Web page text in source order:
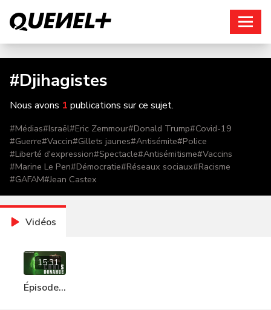
#Djihagistes
Nous avons 1 publications sur ce sujet.
#Médias#Israël#Eric Zemmour#Donald Trump#Covid-19
#Guerre#Vaccin#Gillets jaunes#Antisémite#Police
#Liberté d'expression#Spectacle#Antisémitisme#Vaccins
#Marine Le Pen#Démocratie#Réseaux sociaux#Racisme
#GAFAM#Jean Castex
Vidéos
15:31
Épisode